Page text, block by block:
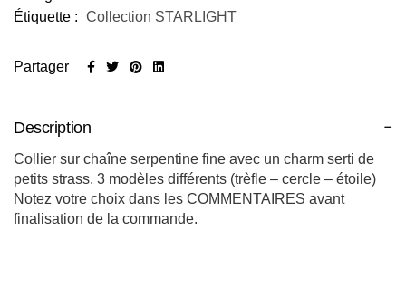
Étiquette : Collection STARLIGHT
Partager
Description
Collier sur chaîne serpentine fine avec un charm serti de
petits strass. 3 modèles différents (trèfle – cercle – étoile)
Notez votre choix dans les COMMENTAIRES avant
finalisation de la commande.